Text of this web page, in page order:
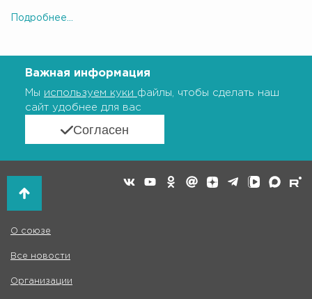
Подробнее...
Важная информация
Мы используем куки файлы, чтобы сделать наш
сайт удобнее для вас
Согласен
О союзе
Все новости
Организации